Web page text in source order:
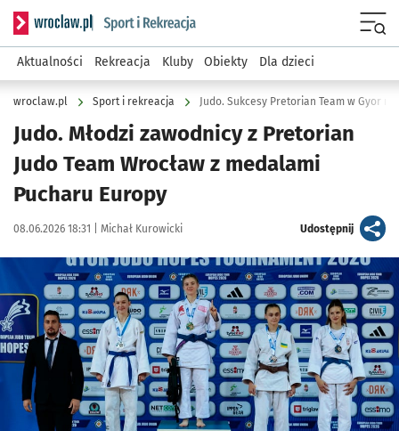
Serwis informacyjny wroclaw.pl podserwis: Sport i rekreacja
Aktualności Rekreacja Kluby Obiekty Dla dzieci
wroclaw.pl Sport i rekreacja Judo. Sukcesy Pretorian Team w Gyor
Judo. Młodzi zawodnicy z Pretorian
Judo Team Wrocław z medalami
Pucharu Europy
Data publikacji:
08.06.2026 18:31 | Autor:
Michał Kurowicki Udostępnijartykuł
Kliknij, aby powiększyć